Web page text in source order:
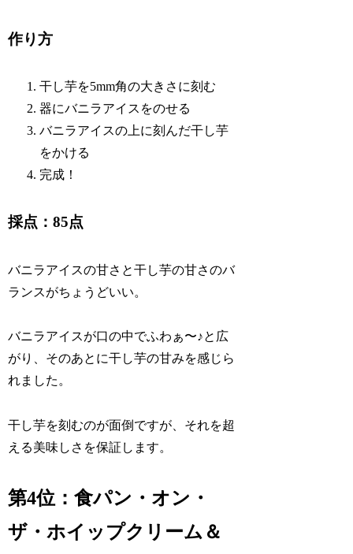
作り方
干し芋を5mm角の大きさに刻む
器にバニラアイスをのせる
バニラアイスの上に刻んだ干し芋
をかける
完成！
採点：85点
バニラアイスの甘さと干し芋の甘さのバ
ランスがちょうどいい。
バニラアイスが口の中でふわぁ〜♪と広
がり、そのあとに干し芋の甘みを感じら
れました。
干し芋を刻むのが面倒ですが、それを超
える美味しさを保証します。
第4位：食パン・オン・
ザ・ホイップクリーム＆